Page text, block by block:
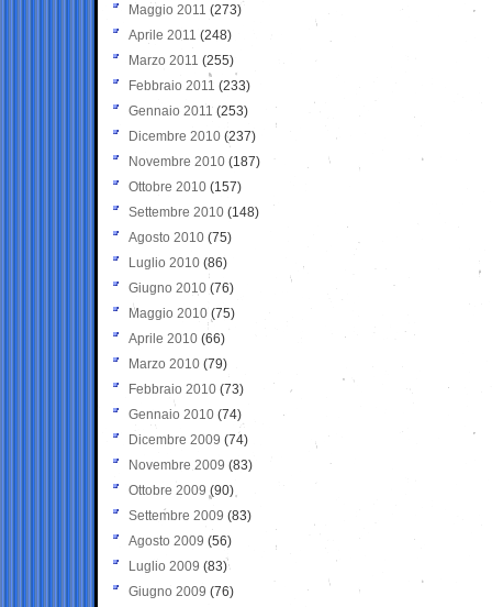
Maggio 2011 (273)
Aprile 2011 (248)
Marzo 2011 (255)
Febbraio 2011 (233)
Gennaio 2011 (253)
Dicembre 2010 (237)
Novembre 2010 (187)
Ottobre 2010 (157)
Settembre 2010 (148)
Agosto 2010 (75)
Luglio 2010 (86)
Giugno 2010 (76)
Maggio 2010 (75)
Aprile 2010 (66)
Marzo 2010 (79)
Febbraio 2010 (73)
Gennaio 2010 (74)
Dicembre 2009 (74)
Novembre 2009 (83)
Ottobre 2009 (90)
Settembre 2009 (83)
Agosto 2009 (56)
Luglio 2009 (83)
Giugno 2009 (76)